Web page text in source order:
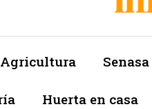
Agricultura Senasa
Huerta en casa